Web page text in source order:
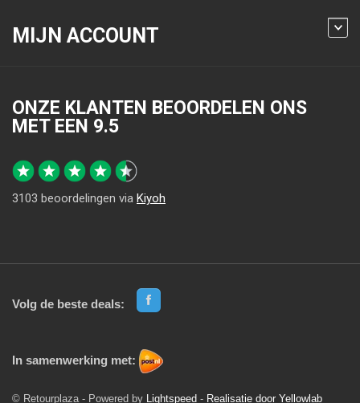
MIJN ACCOUNT
ONZE KLANTEN BEOORDELEN ONS
MET EEN 9.5
3103 beoordelingen via Kiyoh
Volg de beste deals:
In samenwerking met:
© Retourplaza - Powered by Lightspeed - Realisatie door Yellowlab